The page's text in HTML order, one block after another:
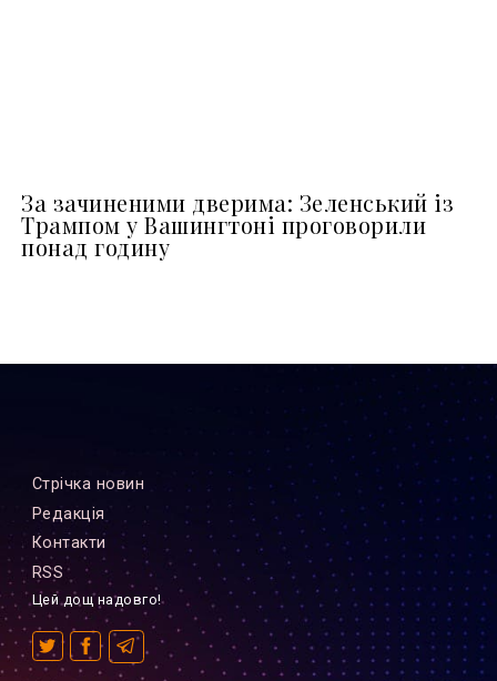
За зачиненими дверима: Зеленський із
Трампом у Вашингтоні проговорили
понад годину
Стрiчка новин
Редакцiя
Контакти
RSS
Цей дощ надовго!